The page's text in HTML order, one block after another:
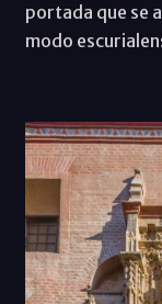
portada que se
modo